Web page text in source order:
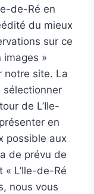
de-Ré en
du mieux
sur ce
images »
notre site. La
de L’Ile-
en
possible aux
de prévu de
L’Ile-de-Ré
nous vous